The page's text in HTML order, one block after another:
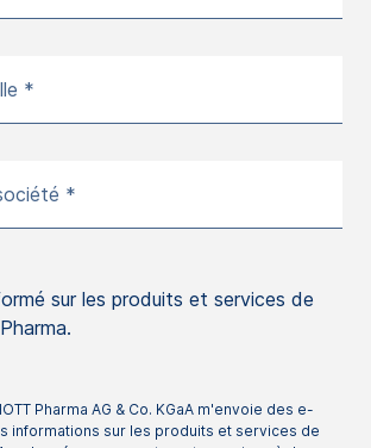
*
*
sur les produits et services de
Pharma AG & Co. KGaA m'envoie des e-
informations sur les produits et services de